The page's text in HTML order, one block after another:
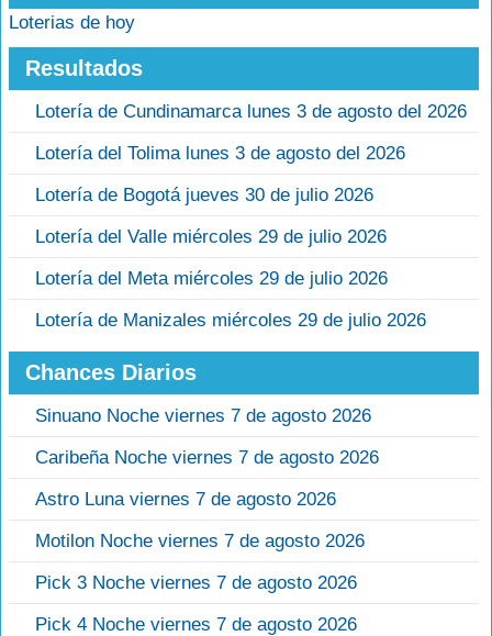
Loterias de hoy
Resultados
Lotería de Cundinamarca lunes 3 de agosto del 2026
Lotería del Tolima lunes 3 de agosto del 2026
Lotería de Bogotá jueves 30 de julio 2026
Lotería del Valle miércoles 29 de julio 2026
Lotería del Meta miércoles 29 de julio 2026
Lotería de Manizales miércoles 29 de julio 2026
Chances Diarios
Sinuano Noche viernes 7 de agosto 2026
Caribeña Noche viernes 7 de agosto 2026
Astro Luna viernes 7 de agosto 2026
Motilon Noche viernes 7 de agosto 2026
Pick 3 Noche viernes 7 de agosto 2026
Pick 4 Noche viernes 7 de agosto 2026